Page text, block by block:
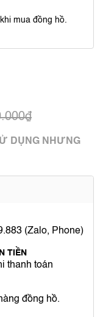
khi mua đồng hồ.
DỤNG NHƯNG
(Zalo, Phone)
TIỀN
thanh toán
đồng hồ.